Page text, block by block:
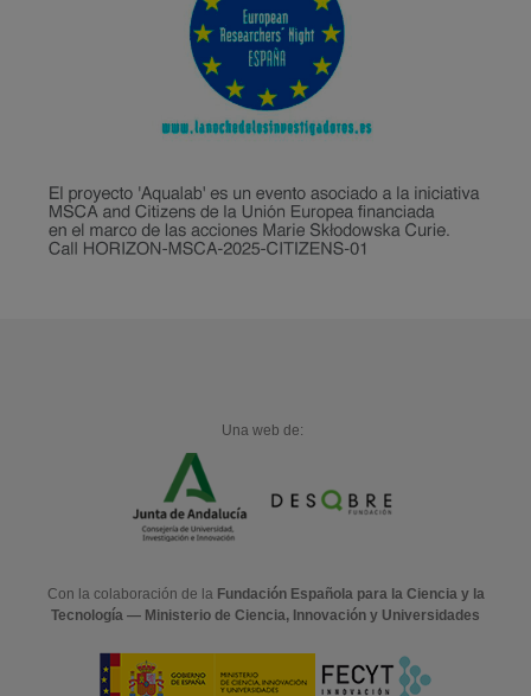
Una web de:
Con la colaboración de la Fundación Española para la Ciencia y la
Tecnología — Ministerio de Ciencia, Innovación y Universidades